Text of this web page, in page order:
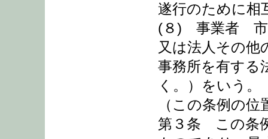
遂行のために相
(８) 事業者 市
又は法人その他
事務所を有する
く。）をいう。
（この条例の位
第３条 この条